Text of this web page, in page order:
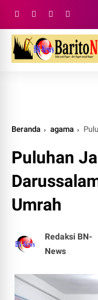
Beranda agama
Puluhan
Umrah
Redaksi BN-
News